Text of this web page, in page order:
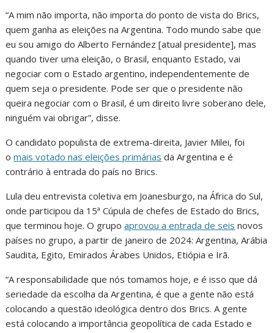
“A mim não importa, não importa do ponto de vista do Brics,
quem ganha as eleições na Argentina. Todo mundo sabe que
eu sou amigo do Alberto Fernández [atual presidente], mas
quando tiver uma eleição, o Brasil, enquanto Estado, vai
negociar com o Estado argentino, independentemente de
quem seja o presidente. Pode ser que o presidente não
queira negociar com o Brasil, é um direito livre soberano dele,
ninguém vai obrigar”, disse.
O candidato populista de extrema-direita, Javier Milei, foi
omais votado nas eleições primárias da Argentina e é
contrário à entrada do país no Brics.
Lula deu entrevista coletiva em Joanesburgo, na África do Sul,
onde participou da 15ª Cúpula de chefes de Estado do Brics,
que terminou hoje. O grupoaprovou a entrada de seis novos
países no grupo, a partir de janeiro de 2024: Argentina, Arábia
Saudita, Egito, Emirados Árabes Unidos, Etiópia e Irã.
“A responsabilidade que nós tomamos hoje, e é isso que dá
seriedade da escolha da Argentina, é que a gente não está
colocando a questão ideológica dentro dos Brics. A gente
está colocando a importância geopolítica de cada Estado e